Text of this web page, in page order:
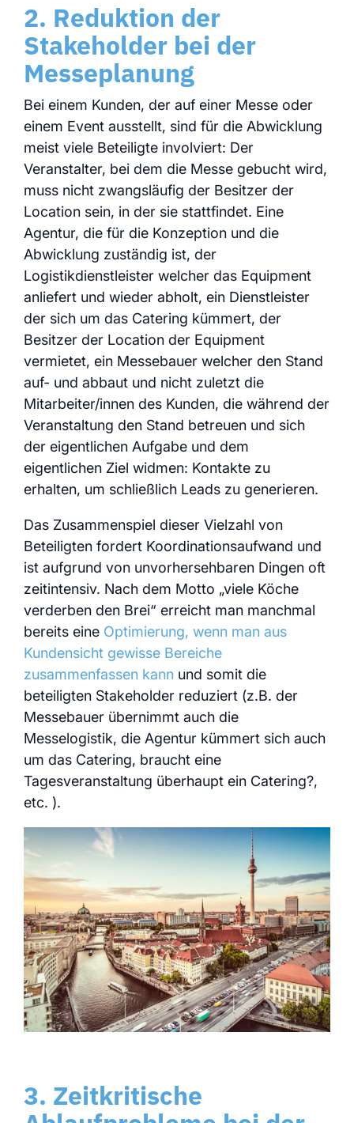
2. Reduktion der
Stakeholder bei der
Messeplanung
Bei einem Kunden, der auf einer Messe oder
einem Event ausstellt, sind für die Abwicklung
meist viele Beteiligte involviert: Der
Veranstalter, bei dem die Messe gebucht wird,
muss nicht zwangsläufig der Besitzer der
Location sein, in der sie stattfindet. Eine
Agentur, die für die Konzeption und die
Abwicklung zuständig ist, der
Logistikdienstleister welcher das Equipment
anliefert und wieder abholt, ein Dienstleister
der sich um das Catering kümmert, der
Besitzer der Location der Equipment
vermietet, ein Messebauer welcher den Stand
auf- und abbaut und nicht zuletzt die
Mitarbeiter/innen des Kunden, die während der
Veranstaltung den Stand betreuen und sich
der eigentlichen Aufgabe und dem
eigentlichen Ziel widmen: Kontakte zu
erhalten, um schließlich Leads zu generieren.
Das Zusammenspiel dieser Vielzahl von
Beteiligten fordert Koordinationsaufwand und
ist aufgrund von unvorhersehbaren Dingen oft
zeitintensiv. Nach dem Motto „viele Köche
verderben den Brei“ erreicht man manchmal
bereits eine Optimierung, wenn man aus
Kundensicht gewisse Bereiche
zusammenfassen kann und somit die
beteiligten Stakeholder reduziert (z.B. der
Messebauer übernimmt auch die
Messelogistik, die Agentur kümmert sich auch
um das Catering, braucht eine
Tagesveranstaltung überhaupt ein Catering?,
etc. ).
3. Zeitkritische